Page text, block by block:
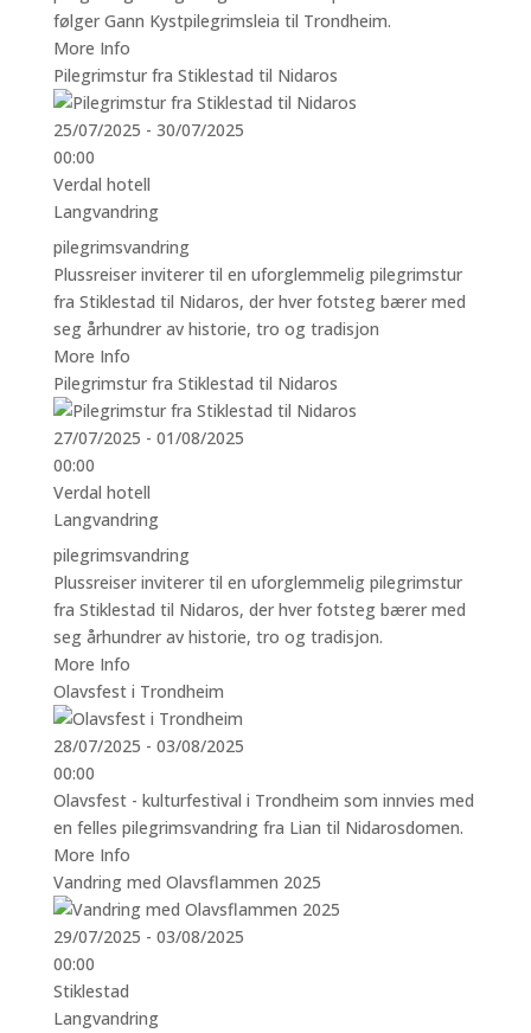
følger Gann Kystpilegrimsleia til Trondheim.
More Info
Pilegrimstur fra Stiklestad til Nidaros
25/07/2025 - 30/07/2025
00:00
Verdal hotell
Langvandring
pilegrimsvandring
Plussreiser inviterer til en uforglemmelig pilegrimstur
fra Stiklestad til Nidaros, der hver fotsteg bærer med
seg århundrer av historie, tro og tradisjon
More Info
Pilegrimstur fra Stiklestad til Nidaros
27/07/2025 - 01/08/2025
00:00
Verdal hotell
Langvandring
pilegrimsvandring
Plussreiser inviterer til en uforglemmelig pilegrimstur
fra Stiklestad til Nidaros, der hver fotsteg bærer med
seg århundrer av historie, tro og tradisjon.
More Info
Olavsfest i Trondheim
28/07/2025 - 03/08/2025
00:00
Olavsfest - kulturfestival i Trondheim som innvies med
en felles pilegrimsvandring fra Lian til Nidarosdomen.
More Info
Vandring med Olavsflammen 2025
29/07/2025 - 03/08/2025
00:00
Stiklestad
Langvandring